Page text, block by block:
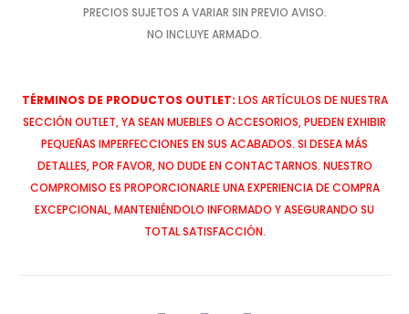
PRECIOS SUJETOS A VARIAR SIN PREVIO AVISO.
NO INCLUYE ARMADO.
TÉRMINOS DE PRODUCTOS OUTLET: LOS ARTÍCULOS DE NUESTRA
SECCIÓN OUTLET, YA SEAN MUEBLES O ACCESORIOS, PUEDEN EXHIBIR
PEQUEÑAS IMPERFECCIONES EN SUS ACABADOS. SI DESEA MÁS
DETALLES, POR FAVOR, NO DUDE EN CONTACTARNOS. NUESTRO
COMPROMISO ES PROPORCIONARLE UNA EXPERIENCIA DE COMPRA
EXCEPCIONAL, MANTENIÉNDOLO INFORMADO Y ASEGURANDO SU
TOTAL SATISFACCIÓN.